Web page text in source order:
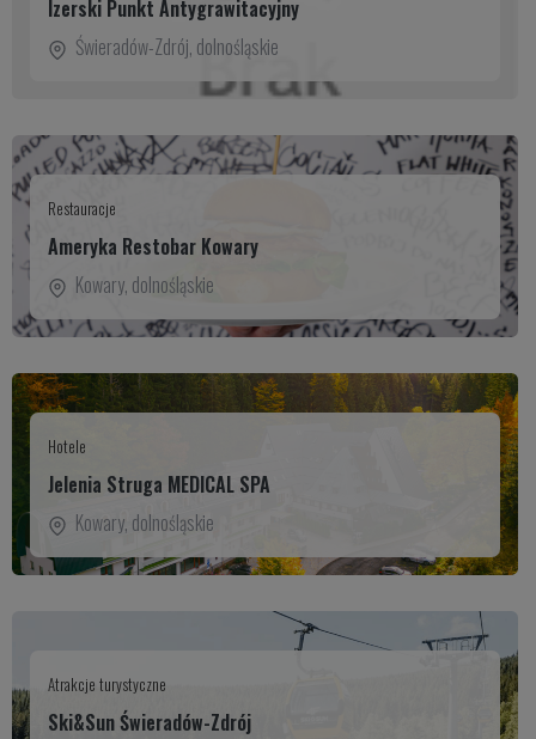
Izerski Punkt Antygrawitacyjny
Świeradów-Zdrój, dolnośląskie
Restauracje
Ameryka Restobar Kowary
Kowary, dolnośląskie
Hotele
Jelenia Struga MEDICAL SPA
Kowary, dolnośląskie
Atrakcje turystyczne
Ski&Sun Świeradów-Zdrój